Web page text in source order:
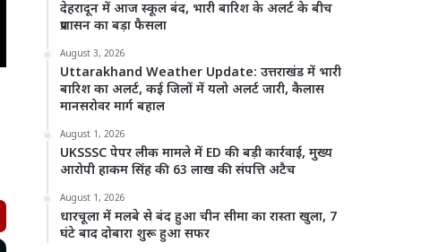
देहरादून में आज स्कूल बंद, भारी बारिश के अलर्ट के बीच
प्रशासन का बड़ा फैसला
August 3, 2026
Uttarakhand Weather Update: उत्तराखंड में भारी
बारिश का अलर्ट, कई जिलों में यलो अलर्ट जारी, कैलास
मानसरोवर मार्ग बहाल
August 1, 2026
UKSSSC पेपर लीक मामले में ED की बड़ी कार्रवाई, मुख्य
आरोपी हाकम सिंह की 63 लाख की संपत्ति अटैच
August 1, 2026
धारचूला में मलबे से बंद हुआ चीन सीमा का रास्ता खुला, 7
घंटे बाद दोबारा शुरू हुआ सफर